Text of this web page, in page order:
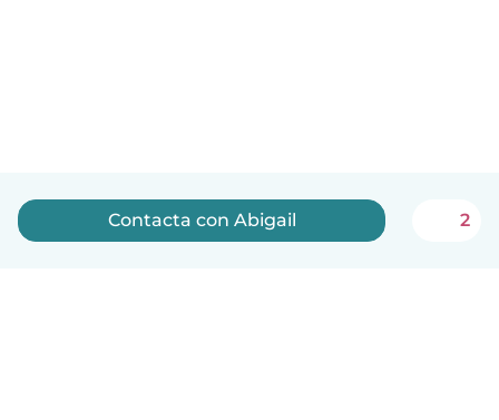
Contacta con Abigail 2